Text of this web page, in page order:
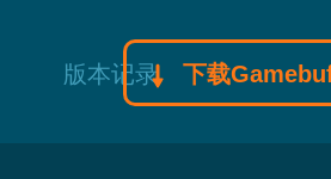
版本记录 下载